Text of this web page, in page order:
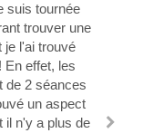
de bonnes
lui faire
vous ne
suis tournée
trouver une
je l'ai trouvé
En effet, les
de 2 séances
un aspect
il n'y a plus de
si j’ai pensé
problèmes
de résultats
, les
visiblement
d’avoir vous
seulement 7